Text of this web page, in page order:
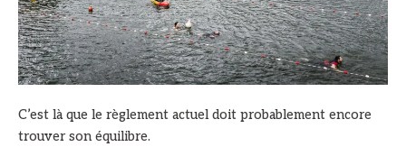
C’est là que le règlement actuel doit probablement encore
trouver son équilibre.